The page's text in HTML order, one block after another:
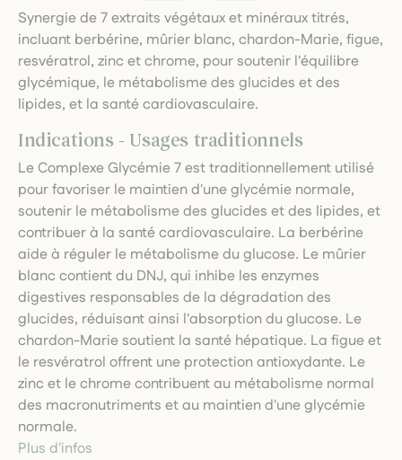
Synergie de 7 extraits végétaux et minéraux titrés,
incluant berbérine, mûrier blanc, chardon-Marie, figue,
resvératrol, zinc et chrome, pour soutenir l'équilibre
glycémique, le métabolisme des glucides et des
lipides, et la santé cardiovasculaire.
Indications - Usages traditionnels
Le Complexe Glycémie 7 est traditionnellement utilisé
pour favoriser le maintien d'une glycémie normale,
soutenir le métabolisme des glucides et des lipides, et
contribuer à la santé cardiovasculaire. La berbérine
aide à réguler le métabolisme du glucose. Le mûrier
blanc contient du DNJ, qui inhibe les enzymes
digestives responsables de la dégradation des
glucides, réduisant ainsi l'absorption du glucose. Le
chardon-Marie soutient la santé hépatique. La figue et
le resvératrol offrent une protection antioxydante. Le
zinc et le chrome contribuent au métabolisme normal
des macronutriments et au maintien d'une glycémie
normale.
Plus d'infos